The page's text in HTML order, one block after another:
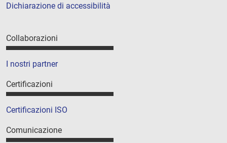
Dichiarazione di accessibilità
Collaborazioni
I nostri partner
Certificazioni
Certificazioni ISO
Comunicazione